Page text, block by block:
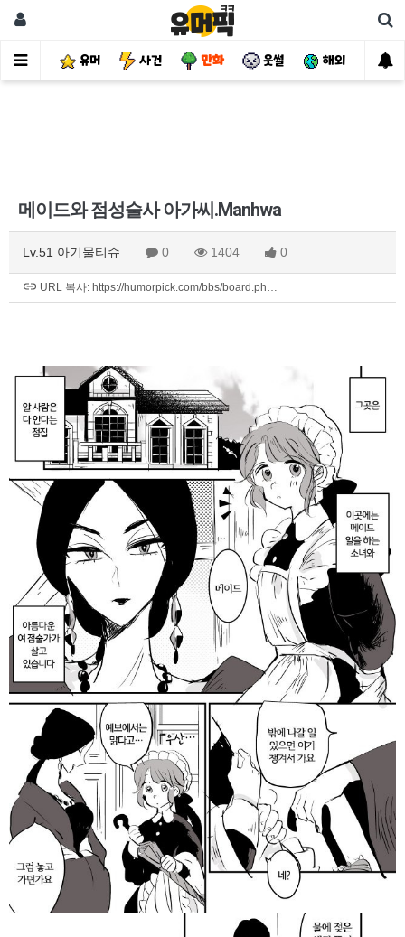
유머 사건 만화 웃썰 해외 핫
메이드와 점성술사 아가씨.Manhwa
Lv.51 아기물티슈 0 1404 0
URL 복사: https://humorpick.com/bbs/board.ph…